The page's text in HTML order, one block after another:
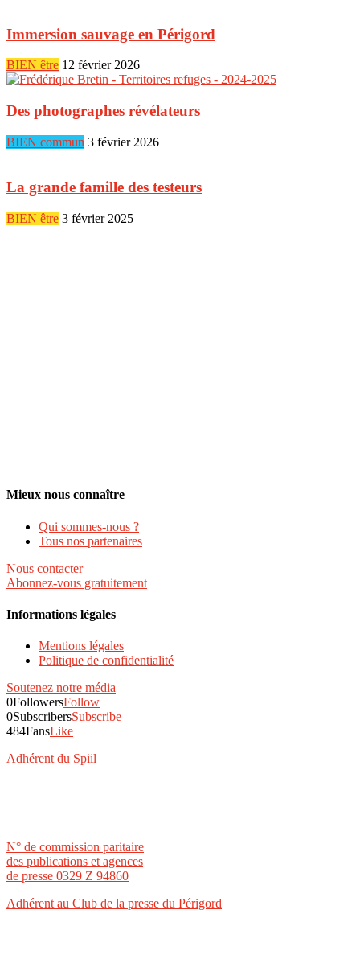
Immersion sauvage en Périgord
BIEN être 12 février 2026
Des photographes révélateurs
BIEN commun 3 février 2026
La grande famille des testeurs
BIEN être 3 février 2025
Mieux nous connaître
Qui sommes-nous ?
Tous nos partenaires
Nous contacter
Abonnez-vous gratuitement
Informations légales
Mentions légales
Politique de confidentialité
Soutenez notre média
0FollowersFollow
0SubscribersSubscribe
484FansLike
Adhérent du Spiil
N° de commission paritaire
des publications et agences
de presse 0329 Z 94860
Adhérent au Club de la presse du Périgord